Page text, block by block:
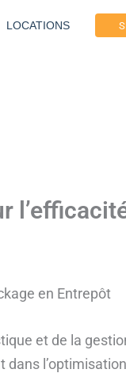
LOCATIONS
en Entrepôt
et de la